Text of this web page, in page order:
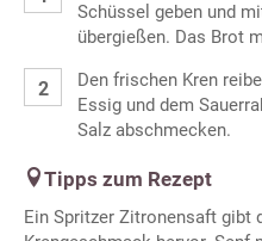
Schüssel geben und
übergießen. Das Brot
Den frischen Kren
Essig und dem
Salz abschmecken.
Tipps zum Rezept
Ein Spritzer Zitronensaft gibt